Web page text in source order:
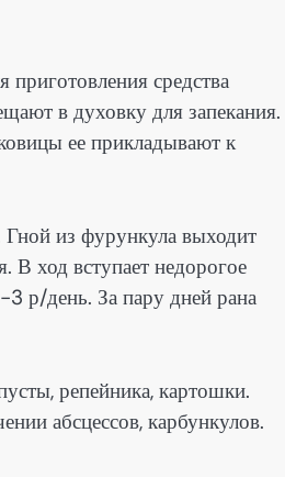
средства
в духовку для запекания.
ее прикладывают к
Гной из фурункула выходит
В ход вступает недорогое
3 р/день. За пару дней рана
репейника, картошки.
абсцессов, карбункулов.